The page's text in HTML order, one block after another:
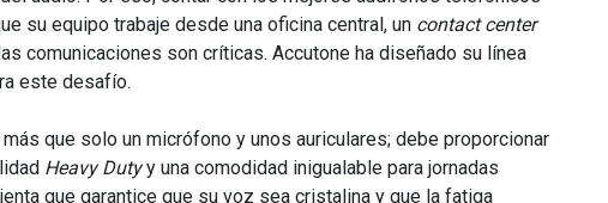
su equipo trabaje desde una oficina central, un contact center
comunicaciones son críticas. Accutone ha diseñado su línea
este desafío.
que solo un micrófono y unos auriculares; debe proporcionar
Heavy Dutyy una comodidad inigualable para jornadas
que garantice que su voz sea cristalina y que la fatiga